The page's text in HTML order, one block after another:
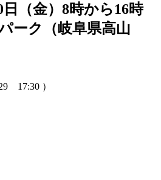
（金）8時から16時
ーク（岐阜県高山
17:30 ）